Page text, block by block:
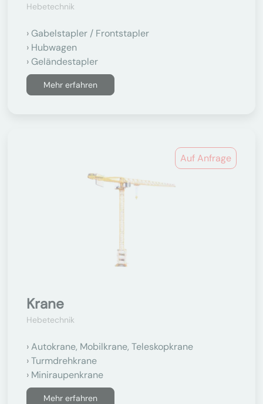
Hebetechnik
Gabelstapler / Frontstapler
Hubwagen
Geländestapler
Mehr erfahren
Auf Anfrage
Krane
Hebetechnik
Autokrane, Mobilkrane, Teleskopkrane
Turmdrehkrane
Miniraupenkrane
Mehr erfahren